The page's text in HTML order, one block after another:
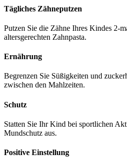
Tägliches Zähneputzen
Putzen Sie die Zähne Ihres Kindes 2-
altersgerechten Zahnpasta.
Ernährung
Begrenzen Sie Süßigkeiten und
zwischen den Mahlzeiten.
Schutz
Statten Sie Ihr Kind bei sportlichen
Mundschutz aus.
Positive Einstellung